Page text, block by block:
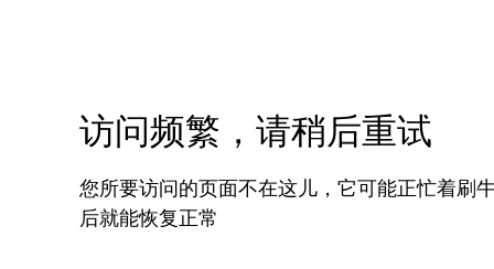
访问频繁，请稍后重试
您所要访问的页面不在这儿，它可能正忙着刷
后就能恢复正常